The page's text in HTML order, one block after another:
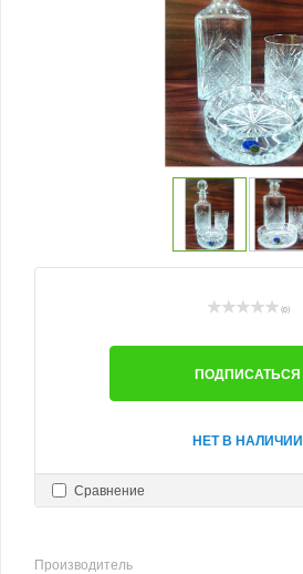
(0)
ПОДПИСАТЬСЯ
НЕТ В НАЛИЧИИ
Сравнение
Производитель